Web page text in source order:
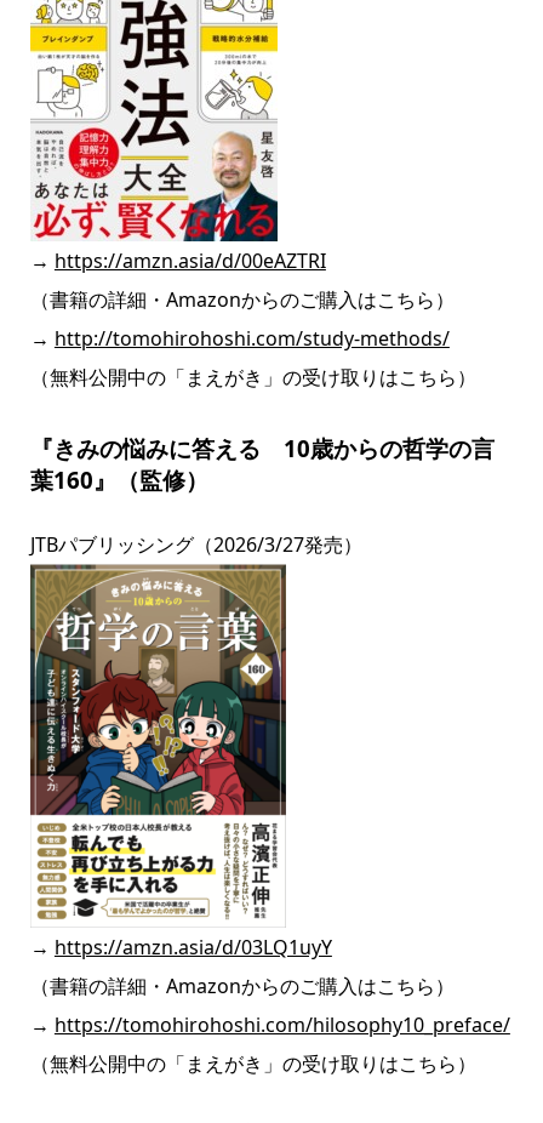
→ https://amzn.asia/d/00eAZTRI
（書籍の詳細・Amazonからのご購入はこちら）
→ http://tomohirohoshi.com/study-methods/
（無料公開中の「まえがき」の受け取りはこちら）
『きみの悩みに答える 10歳からの哲学の言
葉160』（監修）
JTBパブリッシング（2026/3/27発売）
→ https://amzn.asia/d/03LQ1uyY
（書籍の詳細・Amazonからのご購入はこちら）
→ https://tomohirohoshi.com/hilosophy10_preface/
（無料公開中の「まえがき」の受け取りはこちら）